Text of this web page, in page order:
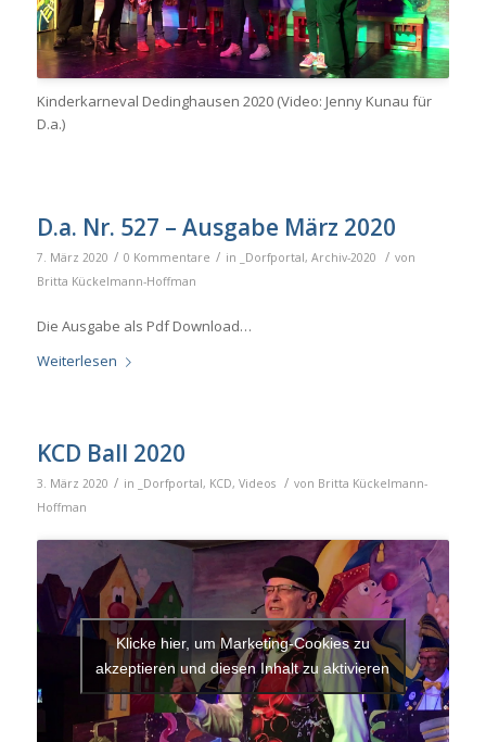
Kinderkarneval Dedinghausen 2020 (Video: Jenny Kunau für
D.a.)
D.a. Nr. 527 – Ausgabe März 2020
7. März 2020 / 0 Kommentare / in _Dorfportal, Archiv-2020 / von
Britta Kückelmann-Hoffman
Die Ausgabe als Pdf Download…
Weiterlesen
KCD Ball 2020
3. März 2020 / in _Dorfportal, KCD, Videos / von Britta Kückelmann-
Hoffman
Klicke hier, um Marketing-Cookies zu
akzeptieren und diesen Inhalt zu aktivieren